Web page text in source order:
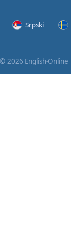
Srpski
© 2026 English-Online